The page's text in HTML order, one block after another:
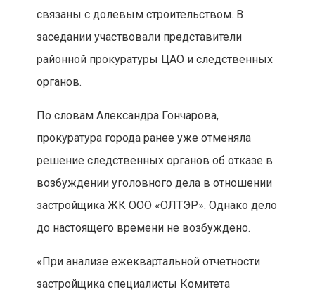
связаны с долевым строительством. В
заседании участвовали представители
районной прокуратуры ЦАО и следственных
органов.
По словам Александра Гончарова,
прокуратура города ранее уже отменяла
решение следственных органов об отказе в
возбуждении уголовного дела в отношении
застройщика ЖК ООО «ОЛТЭР». Однако дело
до настоящего времени не возбуждено.
«При анализе ежеквартальной отчетности
застройщика специалисты Комитета